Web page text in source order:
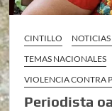
CINTILLO
TEMAS NACIONALES
VIOLENCIA CONTRA
Periodista